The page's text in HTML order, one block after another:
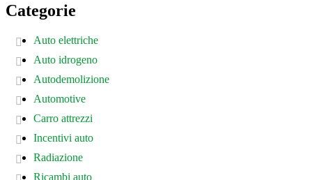
Categorie
Auto elettriche
Auto idrogeno
Autodemolizione
Automotive
Carro attrezzi
Incentivi auto
Radiazione
Ricambi auto